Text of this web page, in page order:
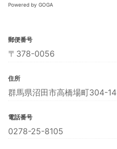
Powered by GOGA
郵便番号
〒378-0056
住所
群馬県沼田市高橋場町304-14
電話番号
0278-25-8105